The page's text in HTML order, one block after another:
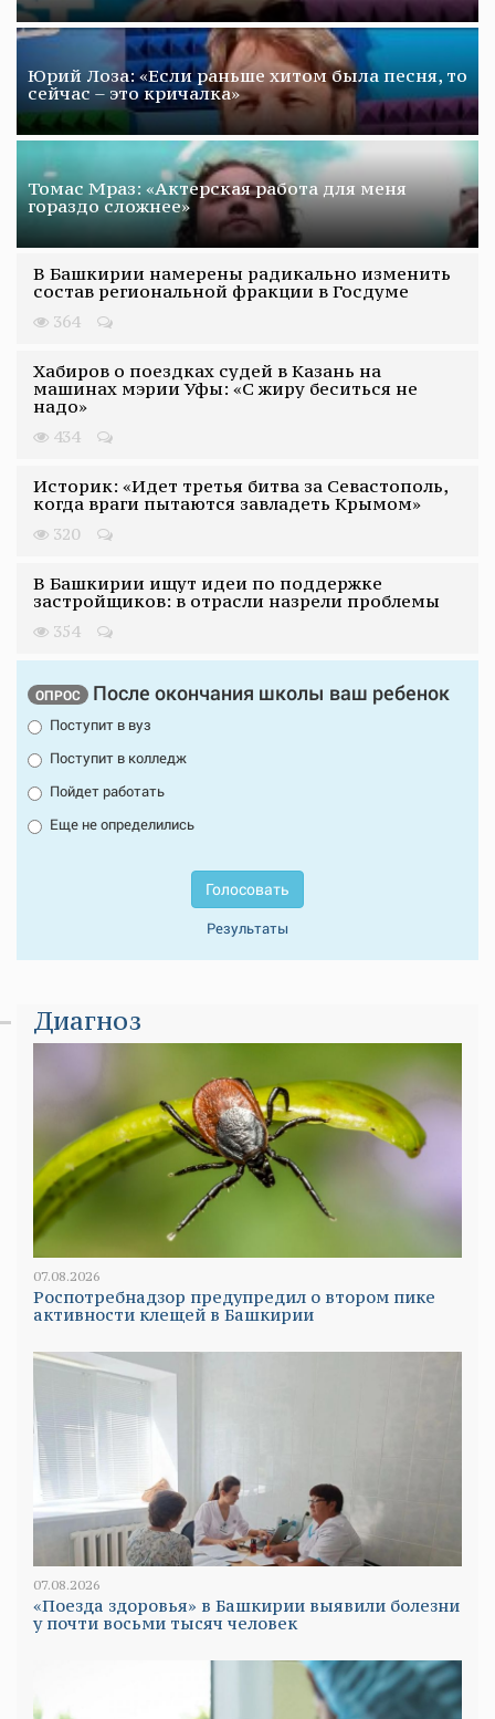
Юрий Лоза: «Если раньше хитом была песня, то
сейчас – это кричалка»
Томас Мраз: «Актерская работа для меня
гораздо сложнее»
В Башкирии намерены радикально изменить
состав региональной фракции в Госдуме
364
Хабиров о поездках судей в Казань на
машинах мэрии Уфы: «С жиру беситься не
надо»
434
Историк: «Идет третья битва за Севастополь,
когда враги пытаются завладеть Крымом»
320
В Башкирии ищут идеи по поддержке
застройщиков: в отрасли назрели проблемы
354
ОПРОС После окончания школы ваш ребенок
Поступит в вуз
Поступит в колледж
Пойдет работать
Еще не определились
Голосовать
Результаты
Диагноз
07.08.2026
Роспотребнадзор предупредил о втором пике
активности клещей в Башкирии
07.08.2026
«Поезда здоровья» в Башкирии выявили болезни
у почти восьми тысяч человек